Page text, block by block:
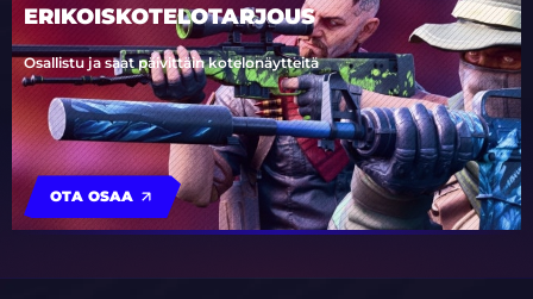
ERIKOISKOTELOTARJOUS
Osallistu ja saat päivittäin kotelonäytteitä
OTA OSAA